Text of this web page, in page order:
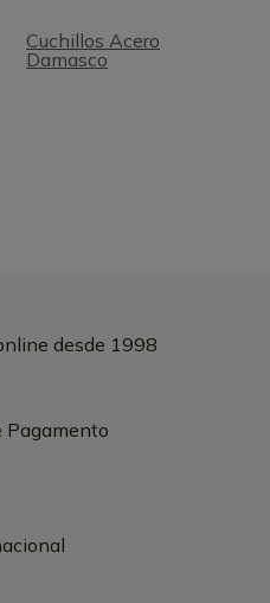
Cuchillos Acero
Damasco
desde 1998
Pagamento